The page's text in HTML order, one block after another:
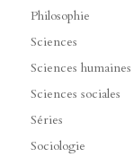
Philosophie
Sciences
Sciences humaines
Sciences sociales
Séries
Sociologie